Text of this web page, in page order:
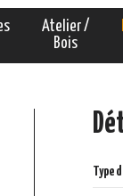
Atelier /
Bois
Type